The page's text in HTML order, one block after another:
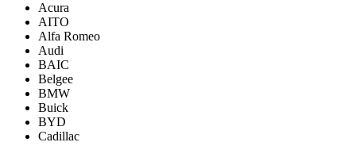
Acura
AITO
Alfa Romeo
Audi
BAIC
Belgee
BMW
Buick
BYD
Cadillac